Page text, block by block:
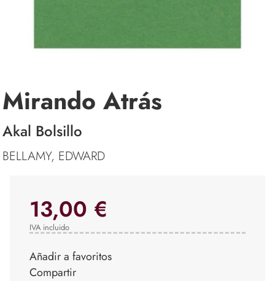
Mirando Atrás
Akal Bolsillo
BELLAMY, EDWARD
13,00 €
IVA incluido
Añadir a favoritos
Compartir